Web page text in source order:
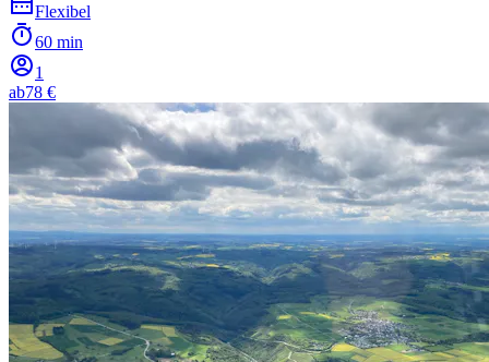
Flexibel
60 min
1
ab78 €